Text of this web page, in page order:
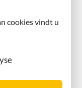
cookies vindt u